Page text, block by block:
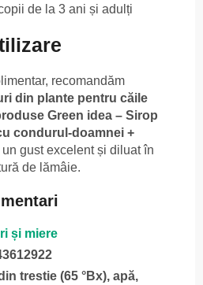
de la 3 ani și adulți
recomandăm
din plante pentru căile
Green idea – Sirop
condurul-doamnei +
gust excelent și diluat în
de lămâie.
și miere
trestie (65 °Bx), apă,